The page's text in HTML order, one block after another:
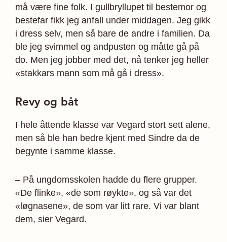
må være fine folk. I gullbryllupet til bestemor og
bestefar fikk jeg anfall under middagen. Jeg gikk
i dress selv, men så bare de andre i familien. Da
ble jeg svimmel og andpusten og måtte gå på
do. Men jeg jobber med det, nå tenker jeg heller
«stakkars mann som må gå i dress».
Revy og båt
I hele åttende klasse var Vegard stort sett alene,
men så ble han bedre kjent med Sindre da de
begynte i samme klasse.
– På ungdomsskolen hadde du flere grupper.
«De flinke», «de som røykte», og så var det
«løgnasene», de som var litt rare. Vi var blant
dem, sier Vegard.